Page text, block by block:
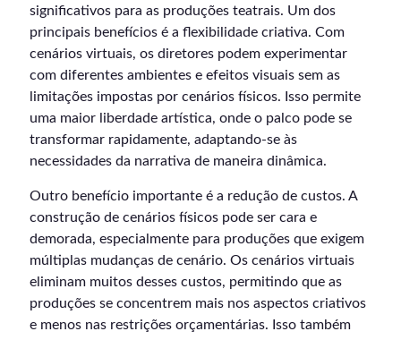
significativos para as produções teatrais. Um dos
principais benefícios é a flexibilidade criativa. Com
cenários virtuais, os diretores podem experimentar
com diferentes ambientes e efeitos visuais sem as
limitações impostas por cenários físicos. Isso permite
uma maior liberdade artística, onde o palco pode se
transformar rapidamente, adaptando-se às
necessidades da narrativa de maneira dinâmica.
Outro benefício importante é a redução de custos. A
construção de cenários físicos pode ser cara e
demorada, especialmente para produções que exigem
múltiplas mudanças de cenário. Os cenários virtuais
eliminam muitos desses custos, permitindo que as
produções se concentrem mais nos aspectos criativos
e menos nas restrições orçamentárias. Isso também